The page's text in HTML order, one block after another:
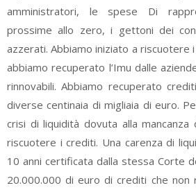
amministratori, le spese Di
prossime allo zero, i gettoni dei
azzerati. Abbiamo iniziato a riscuotere
abbiamo recuperato l’Imu dalle
rinnovabili. Abbiamo recuperato
diverse centinaia di migliaia di euro.
crisi di liquidità dovuta alla mancanza
riscuotere i crediti. Una carenza di
10 anni certificata dalla stessa Corte
20.000.000 di euro di crediti che non